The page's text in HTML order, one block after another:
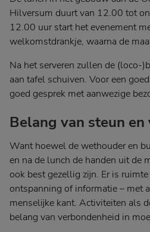
Hilversum duurt van 12.00 tot
12.00 uur start het evenement
welkomstdrankje, waarna de
Na het serveren zullen de (loco-
aan tafel schuiven. Voor een
goed gesprek met aanwezige
Belang van steun
Want hoewel de wethouder en
en na de lunch de handen uit de
ook best gezellig zijn. Er is
ontspanning of informatie – met
menselijke kant. Activiteiten als
belang van verbondenheid in